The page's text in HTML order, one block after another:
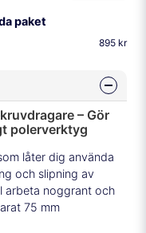
paket
895 kr
– Gör
polerverktyg
låter dig använda
och slipning av
arbeta noggrant och
75 mm